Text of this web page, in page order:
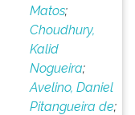
Matos;
Choudhury,
Kalid
Nogueira;
Avelino, Daniel
Pitangueira de;